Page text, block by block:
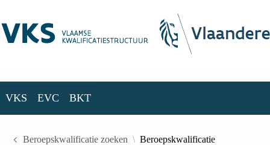
VKS EVC BKT
Beroepskwalificatie zoeken Beroepskwalificatie